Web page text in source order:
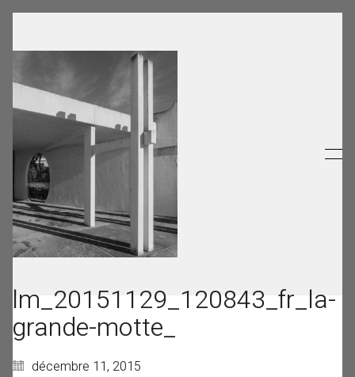
lm_20151129_120843_fr_la-
grande-motte_
décembre 11, 2015